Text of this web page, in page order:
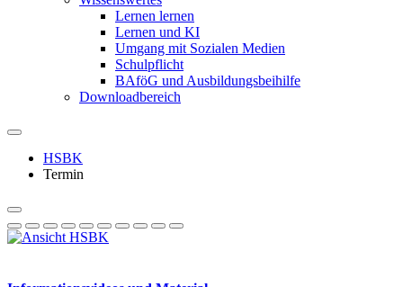
Lernen lernen
Lernen und KI
Umgang mit Sozialen Medien
Schulpflicht
BAföG und Ausbildungsbeihilfe
Downloadbereich
HSBK
Termin